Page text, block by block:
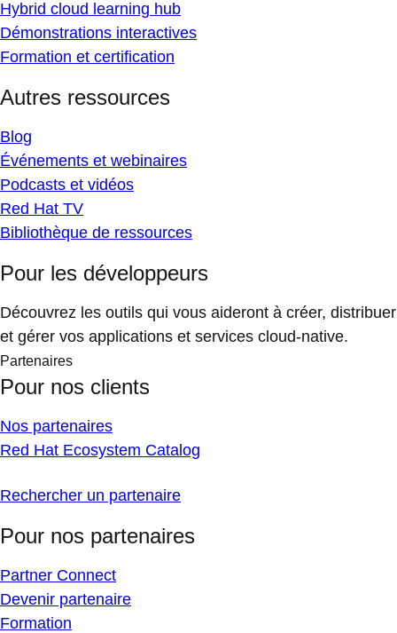
Hybrid cloud learning hub
Démonstrations interactives
Formation et certification
Autres ressources
Blog
Événements et webinaires
Podcasts et vidéos
Red Hat TV
Bibliothèque de ressources
Pour les développeurs
Découvrez les outils qui vous aideront à créer, distribuer
et gérer vos applications et services cloud-native.
Partenaires
Pour nos clients
Nos partenaires
Red Hat Ecosystem Catalog
Rechercher un partenaire
Pour nos partenaires
Partner Connect
Devenir partenaire
Formation